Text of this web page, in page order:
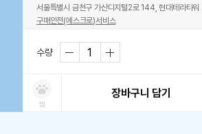
수량
찜
장바구니 담기
서울특별시 금천구 가산디지털2로 144, 현대테라타
구매안전(에스크로)서비스